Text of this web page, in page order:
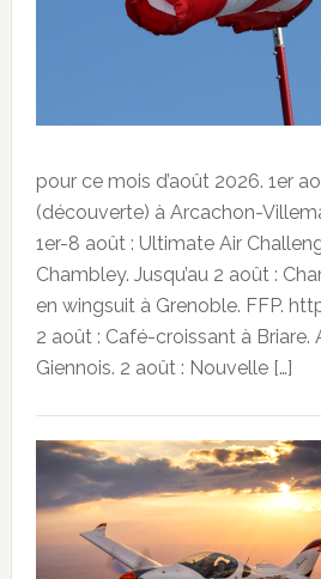
pour ce mois d’août 2026. 1er
(découverte) à Arcachon-
1er-8 août : Ultimate Air
Chambley. Jusqu’au 2 août :
en wingsuit à Grenoble. FFP.
2 août : Café-croissant à Briare.
Giennois. 2 août : Nouvelle […]